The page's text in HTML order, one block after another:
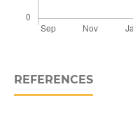
REFERENCES